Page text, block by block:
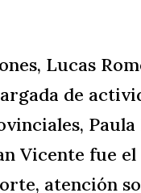
Lucas
de
Vicente fue
atención